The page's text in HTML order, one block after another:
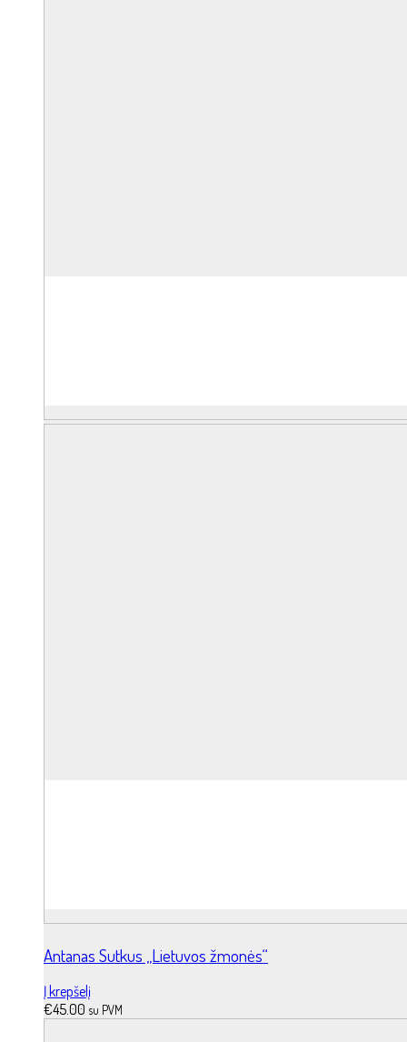
Antanas Sutkus „Lietuvos žmonės“
Į krepšelį
€45.00 su PVM